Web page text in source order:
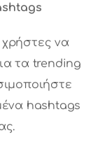
να
τα trending
hashtags